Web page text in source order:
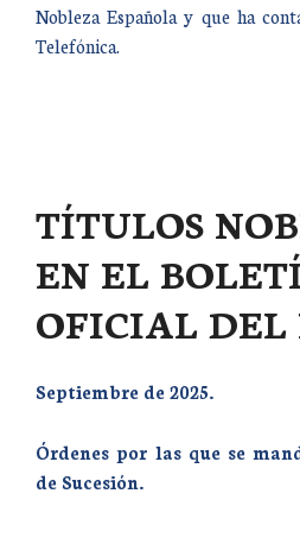
Nobleza Española y que ha
Telefónica.
TÍTULOS
EN EL
OFICIAL DEL
Septiembre de 2025.
Órdenes por las que se
de Sucesión.